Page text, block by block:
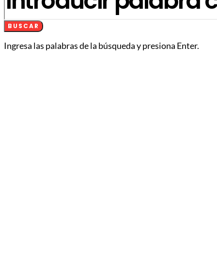
BUSCAR
Ingresa las palabras de la búsqueda y presiona Enter.